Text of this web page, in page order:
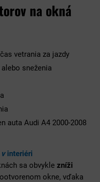
na okná
vetrania za jazdy
sneženia
auta Audi A4 2000-2008
interiéri
sa obvykle zníži
okne, vďaka